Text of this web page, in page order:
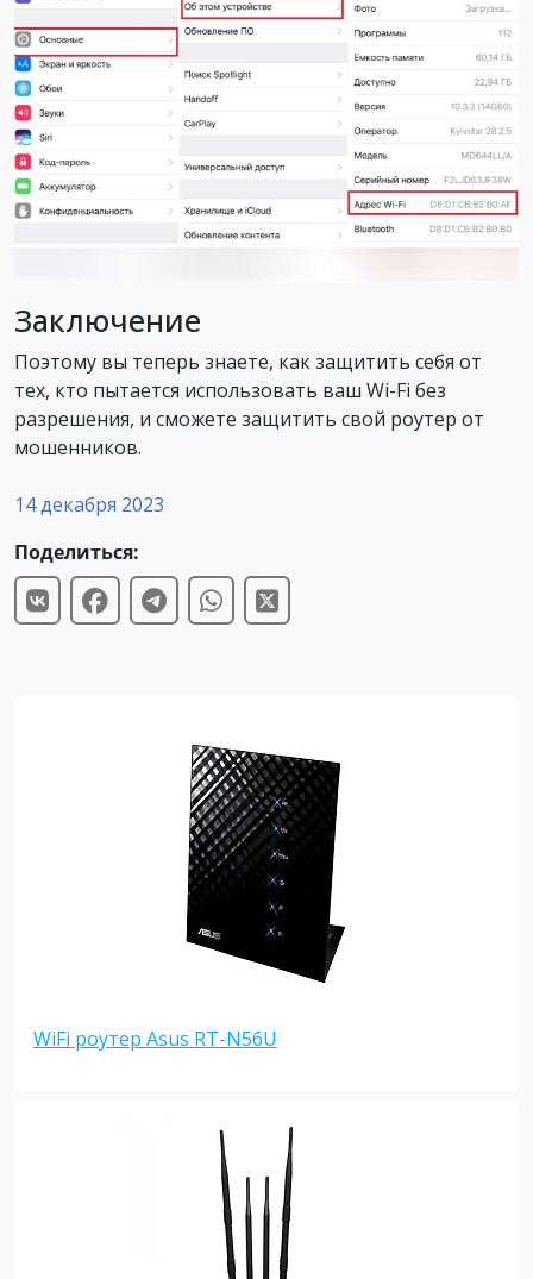
14 декабря 2023
Поделиться:
WiFi роутер Asus RT-N56U
Заключение
Поэтому вы теперь знаете, как защитить себя от
тех, кто пытается использовать ваш Wi-Fi без
разрешения, и сможете защитить свой роутер от
мошенников.